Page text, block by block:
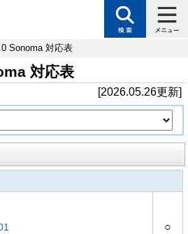
Sonoma 対応表
対応表
[2026.05.26更新]
○